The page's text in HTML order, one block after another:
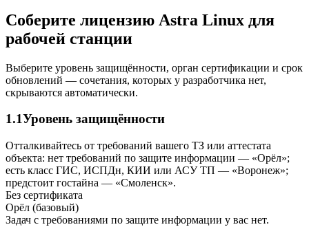
Соберите лицензию Astra Linux для
рабочей станции
Выберите уровень защищённости, орган сертификации и срок
обновлений — сочетания, которых у разработчика нет,
скрываются автоматически.
1.1Уровень защищённости
Отталкивайтесь от требований вашего ТЗ или аттестата
объекта: нет требований по защите информации — «Орёл»;
есть класс ГИС, ИСПДн, КИИ или АСУ ТП — «Воронеж»;
предстоит гостайна — «Смоленск».
Без сертификата
Орёл (базовый)
Задач с требованиями по защите информации у вас нет.